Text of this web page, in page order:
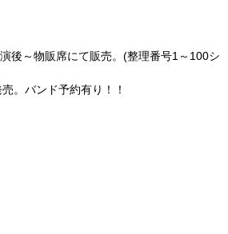
後～物販席にて販売。(整理番号1～100シ
。バンド予約有り！！